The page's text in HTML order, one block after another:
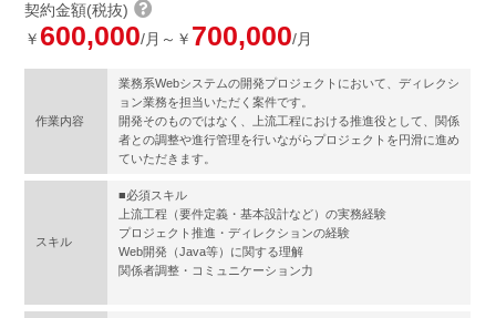
契約金額(税抜)
￥ 600,000/月～￥ 700,000/月
作業内容
業務系Webシステムの開発プロジェクトにおいて、ディレクシ
ョン業務を担当いただく案件です。
開発そのものではなく、上流工程における推進役として、関係
者との調整や進行管理を行いながらプロジェクトを円滑に進め
ていただきます。
スキル
■必須スキル
上流工程（要件定義・基本設計など）の実務経験
プロジェクト推進・ディレクションの経験
Web開発（Java等）に関する理解
関係者調整・コミュニケーション力